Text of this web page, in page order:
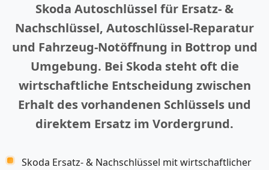
Skoda Autoschlüssel für Ersatz- &
Nachschlüssel, Autoschlüssel-Reparatur
und Fahrzeug-Notöffnung in Bottrop und
Umgebung. Bei Skoda steht oft die
wirtschaftliche Entscheidung zwischen
Erhalt des vorhandenen Schlüssels und
direktem Ersatz im Vordergrund.
Skoda Ersatz- & Nachschlüssel mit wirtschaftlicher